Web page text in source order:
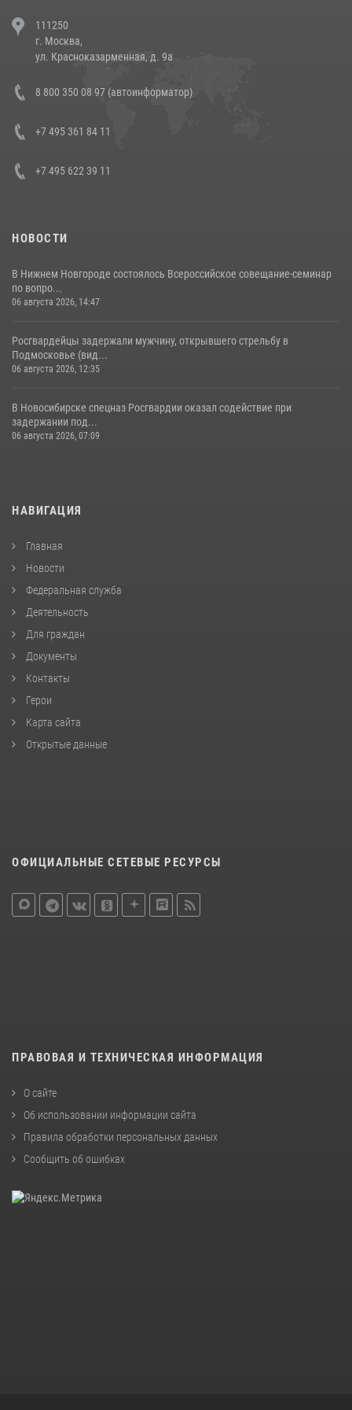
напавших на бригаду скорой помощи (видео)
14 июля 2026, 12:20
В Росгвардии прошла военно-научная конференция по обобщению
боевого опыта
111250
г. Москва,
ул. Красноказарменная, д. 9а
8 800 350 08 97 (автоинформатор)
+7 495 361 84 11
+7 495 622 39 11
НОВОСТИ
В Нижнем Новгороде состоялось Всероссийское совещание-семинар
по вопро...
06 августа 2026, 14:47
Росгвардейцы задержали мужчину, открывшего стрельбу в
Подмосковье (вид...
06 августа 2026, 12:35
В Новосибирске спецназ Росгвардии оказал содействие при
задержании под...
06 августа 2026, 07:09
НАВИГАЦИЯ
Главная
Новости
Федеральная служба
Деятельность
Для граждан
Документы
Контакты
Герои
Карта сайта
Открытые данные
ОФИЦИАЛЬНЫЕ СЕТЕВЫЕ РЕСУРСЫ
ПРАВОВАЯ И ТЕХНИЧЕСКАЯ ИНФОРМАЦИЯ
О сайте
Об использовании информации сайта
Правила обработки персональных данных
Сообщить об ошибках